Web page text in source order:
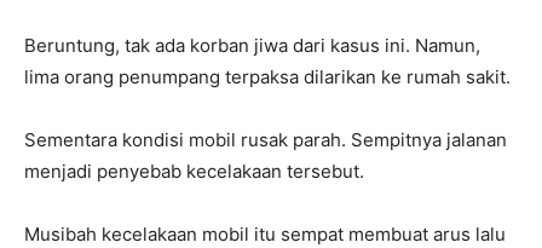
Beruntung, tak ada korban jiwa dari kasus ini. Namun,
lima orang penumpang terpaksa dilarikan ke rumah sakit.
Sementara kondisi mobil rusak parah. Sempitnya jalanan
menjadi penyebab kecelakaan tersebut.
Musibah kecelakaan mobil itu sempat membuat arus lalu